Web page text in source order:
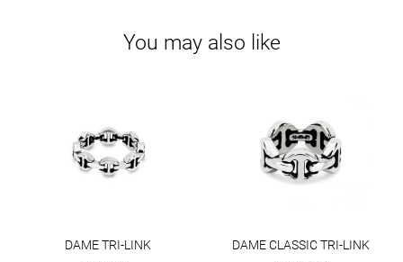
You may also like
DAME TRI-LINK
DAME CLASSIC TRI-LINK